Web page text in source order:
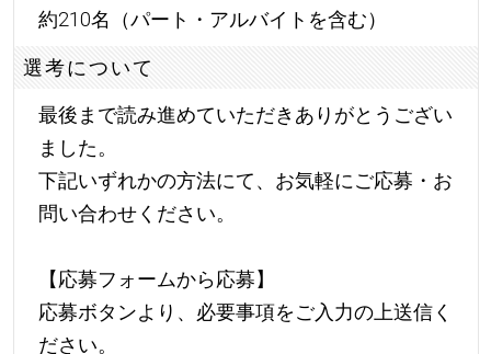
約210名（パート・アルバイトを含む）
選考について
最後まで読み進めていただきありがとうござい
ました。
下記いずれかの方法にて、お気軽にご応募・お
問い合わせください。
【応募フォームから応募】
応募ボタンより、必要事項をご入力の上送信く
ださい。